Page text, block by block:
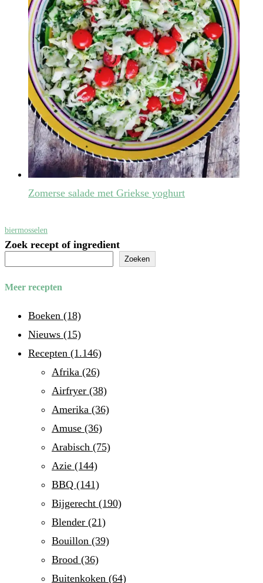
Zomerse salade met Griekse yoghurt
biermosselen
Zoek recept of ingredient
Zoeken
Meer recepten
Boeken (18)
Nieuws (15)
Recepten (1.146)
Afrika (26)
Airfryer (38)
Amerika (36)
Amuse (36)
Arabisch (75)
Azie (144)
BBQ (141)
Bijgerecht (190)
Blender (21)
Bouillon (39)
Brood (36)
Buitenkoken (64)